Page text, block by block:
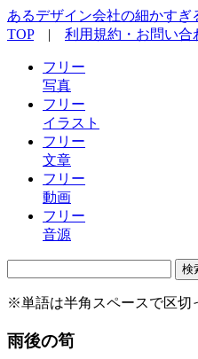
あるデザイン会社の細かすぎ
TOP| 利用規約・お問い合
フリー
写真
フリー
イラスト
フリー
文章
フリー
動画
フリー
音源
※単語は半角スペースで区切
雨後の筍